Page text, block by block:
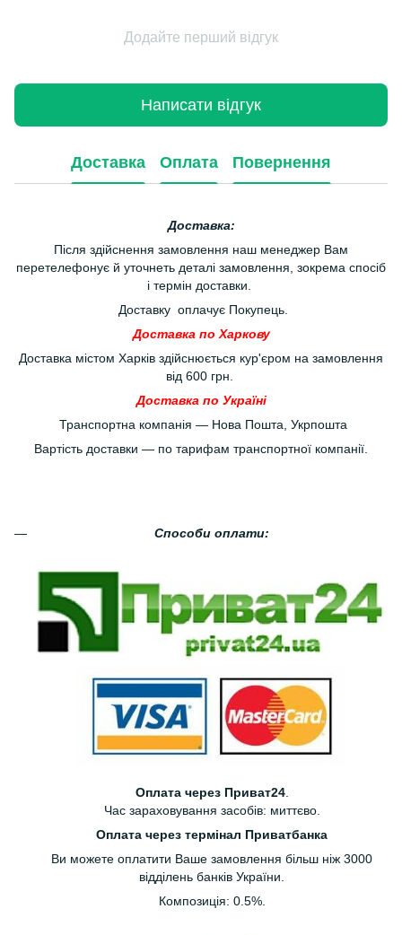
Додайте перший відгук
Написати відгук
Доставка Оплата Повернення
Доставка:
Після здійснення замовлення наш менеджер Вам
перетелефонує й уточнеть деталі замовлення, зокрема спосіб
і термін доставки.
Доставку оплачує Покупець.
Доставка по Харкову
Доставка містом Харків здійснюється кур'єром на замовлення
від 600 грн.
Доставка по Україні
Транспортна компанія — Нова Пошта, Укрпошта
Вартість доставки — по тарифам транспортної компанії.
Способи оплати:
Оплата через Приват24.
Час зараховування засобів: миттєво.
Оплата через термінал Приватбанка
Ви можете оплатити Ваше замовлення більш ніж 3000
відділень банків України.
Композиція: 0.5%.